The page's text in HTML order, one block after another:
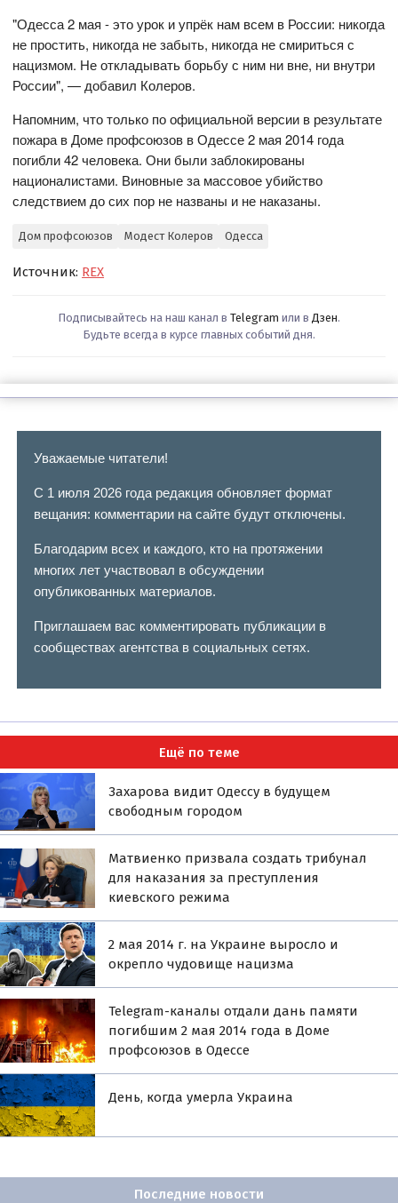
"Одесса 2 мая - это урок и упрёк нам всем в России: никогда
не простить, никогда не забыть, никогда не смириться с
нацизмом. Не откладывать борьбу с ним ни вне, ни внутри
России", — добавил Колеров.
Напомним, что только по официальной версии в результате
пожара в Доме профсоюзов в Одессе 2 мая 2014 года
погибли 42 человека. Они были заблокированы
националистами. Виновные за массовое убийство
следствием до сих пор не названы и не наказаны.
Дом профсоюзов Модест Колеров Одесса
Источник: REX
Подписывайтесь на наш канал в Telegram или в Дзен.
Будьте всегда в курсе главных событий дня.
Уважаемые читатели!
С 1 июля 2026 года редакция обновляет формат
вещания: комментарии на сайте будут отключены.
Благодарим всех и каждого, кто на протяжении
многих лет участвовал в обсуждении
опубликованных материалов.
Приглашаем вас комментировать публикации в
сообществах агентства в социальных сетях.
Ещё по теме
Захарова видит Одессу в будущем
свободным городом
Матвиенко призвала создать трибунал
для наказания за преступления
киевского режима
2 мая 2014 г. на Украине выросло и
окрепло чудовище нацизма
Telegram-каналы отдали дань памяти
погибшим 2 мая 2014 года в Доме
профсоюзов в Одессе
День, когда умерла Украина
Последние новости